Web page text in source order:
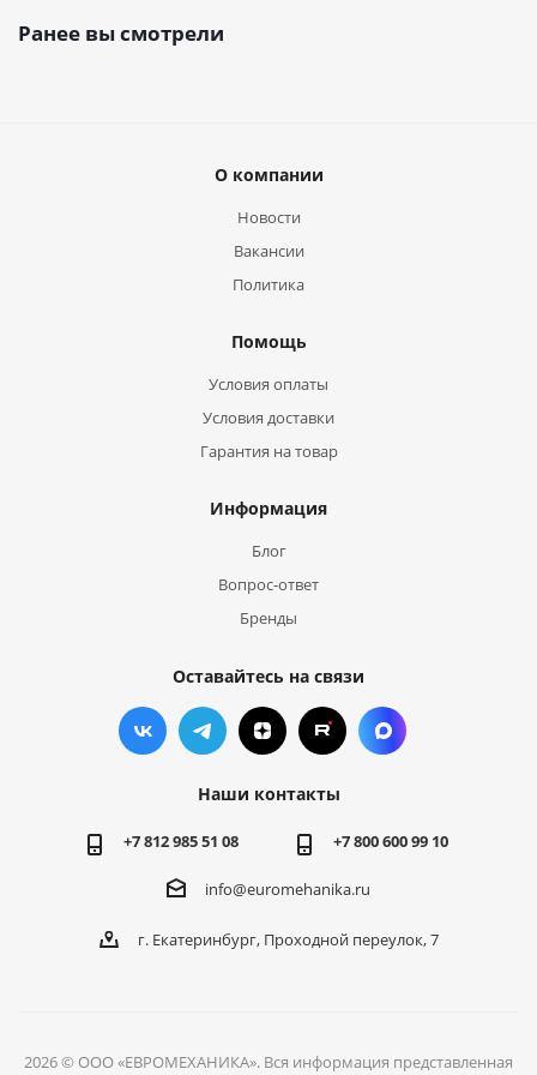
Ранее вы смотрели
О компании
Новости
Вакансии
Политика
Помощь
Условия оплаты
Условия доставки
Гарантия на товар
Информация
Блог
Вопрос-ответ
Бренды
Оставайтесь на связи
Наши контакты
+7 812 985 51 08 +7 800 600 99 10
info@euromehanika.ru
г. Екатеринбург, Проходной переулок, 7
2026 © ООО «ЕВРОМЕХАНИКА». Вся информация представленная